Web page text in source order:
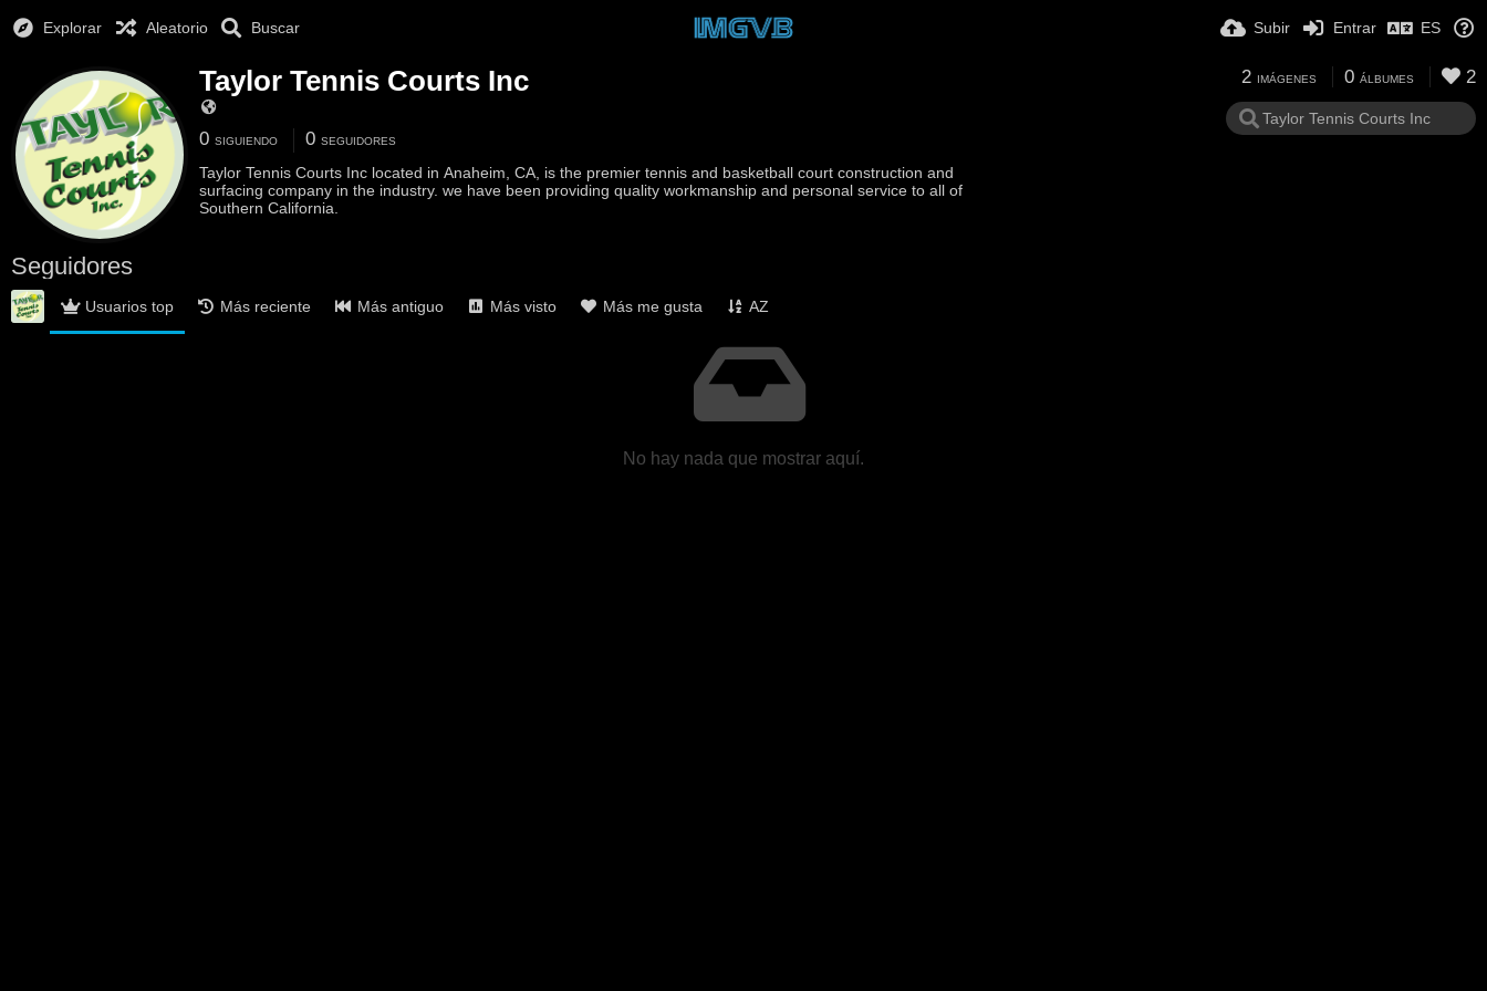
Explorar Aleatorio Buscar Subir Entrar ES
Taylor Tennis Courts Inc
0 SIGUIENDO 0 SEGUIDORES
Taylor Tennis Courts Inc located in Anaheim, CA, is the premier tennis and basketball court construction and
surfacing company in the industry. we have been providing quality workmanship and personal service to all of
Southern California.
2 IMÁGENES 0 ÁLBUMES 2
Seguidores
Usuarios top Más reciente Más antiguo Más visto Más me gusta AZ
No hay nada que mostrar aquí.